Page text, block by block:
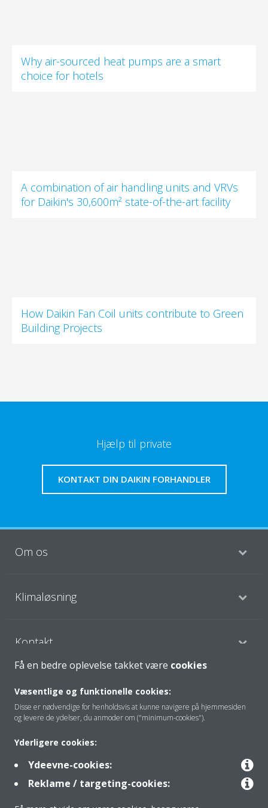
Why air-sourced heat pumps are a smart
choice for hotels
A combination of air handling units and VRVs
for Daikin's 30,600m² state-of-the-art facility
How Daikin Fan Coil units contribute to Green
Building Projects
Hjælp til private
KONTAKT DIN DAIKIN FORHANDLER
Om os
Klimaløsning
Kontakt
Produkter
Gruppeetik
Få en bedre oplevelse takket være cookies
Væsentlige og funktionelle cookies:
Disse er nødvendige for henholdsvis at kunne navigere på hjemmesiden
og levere de ydelser, du anmoder om ("minimum-cookies").
Yderligere cookies:
Ydeevne-cookies:
Reklame / targeting-cookies: